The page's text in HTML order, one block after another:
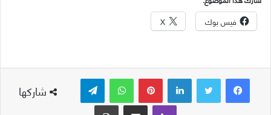
فيس بوك X
شاركها
لينكدإن بينتيريست واتساب
ڤايبر
مشاركة عبر البريد طباعة